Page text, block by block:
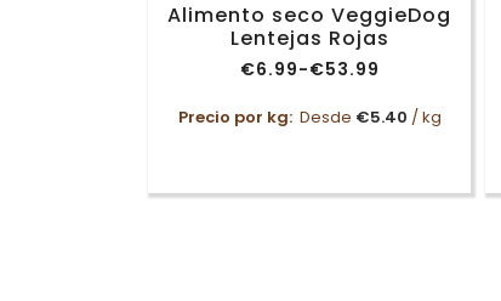
Alimento seco VeggieDog
Lentejas Rojas
€6.99-€53.99
Rango
precios:
€53.99
Precio por kg: Desde €5.40 / kg